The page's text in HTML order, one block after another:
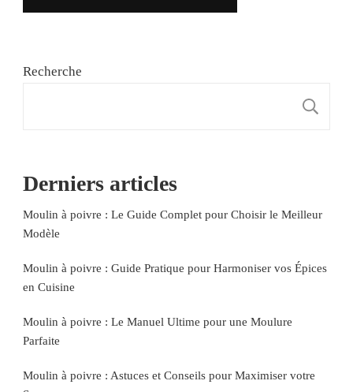
Recherche
Derniers articles
Moulin à poivre : Le Guide Complet pour Choisir le Meilleur
Modèle
Moulin à poivre : Guide Pratique pour Harmoniser vos Épices
en Cuisine
Moulin à poivre : Le Manuel Ultime pour une Moulure
Parfaite
Moulin à poivre : Astuces et Conseils pour Maximiser votre